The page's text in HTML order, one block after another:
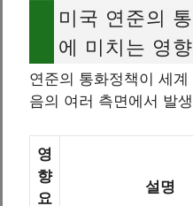
미국 연준의
에 미치는 영향
연준의 통화정책이 세
음의 여러 측면에서 발
영
향
요
설명